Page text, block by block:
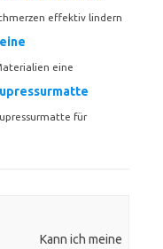
effektiv lindern
eine
für
Kann ich meine